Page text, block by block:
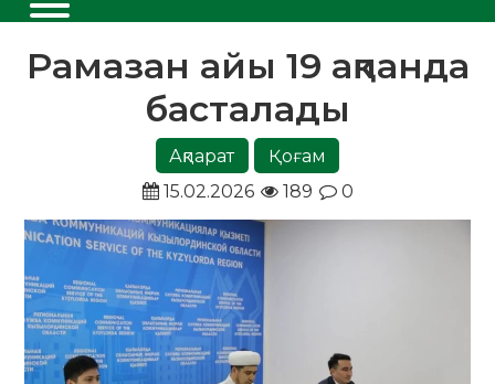
Рамазан айы 19 ақпанда
басталады
Ақпарат
Қоғам
15.02.2026
189 0